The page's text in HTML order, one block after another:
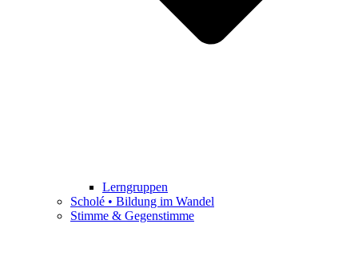
Lerngruppen
Scholé • Bildung im Wandel
Stimme & Gegenstimme